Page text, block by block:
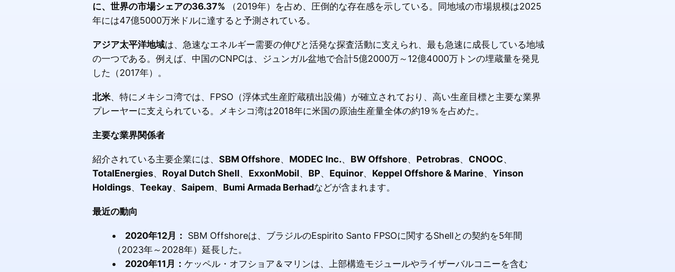
に、世界の市場シェアの36.37% （2019年）を占め、圧倒的な存在感を示している。同地域の市場規模は2025
年には47億5000万米ドルに達すると予測されている。
アジア太平洋地域は、急速なエネルギー需要の伸びと活発な探査活動に支えられ、最も急速に成長している地域
の一つである。例えば、中国のCNPCは、ジュンガル盆地で合計5億2000万～12億4000万トンの埋蔵量を発見
した（2017年）。
北米、特にメキシコ湾では、FPSO（浮体式生産貯蔵積出設備）が確立されており、高い生産目標と主要な業界
プレーヤーに支えられている。メキシコ湾は2018年に米国の原油生産量全体の約19％を占めた。
主要な業界関係者
紹介されている主要企業には、 SBM Offshore、 MODEC Inc.、 BW Offshore、 Petrobras、 CNOOC、
TotalEnergies、 Royal Dutch Shell、 ExxonMobil、 BP、 Equinor、 Keppel Offshore & Marine、 Yinson
Holdings、 Teekay、 Saipem、 Bumi Armada Berhadなどが含まれます。
最近の動向
2020年12月：
SBM Offshoreは、ブラジルのEspirito Santo FPSOに関するShellとの契約を5年間
（2023年～2028年）延長した。
2020年11月： ケッペル・オフショア＆マリンは、上部構造モジュールやライザーバルコニーを含む